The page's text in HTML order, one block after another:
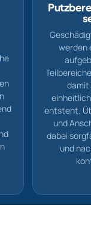
werden
damit
entsteht.
und
dabei
und